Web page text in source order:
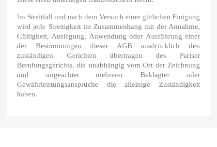
Im Streitfall und nach dem Versuch einer gütlichen Einigung
wird jede Streitigkeit im Zusammenhang mit der Annahme,
Gültigkeit, Auslegung, Anwendung oder Ausführung einer
der Bestimmungen dieser AGB ausdrücklich den
zuständigen Gerichten übertragen des Pariser
Berufungsgerichts, die unabhängig vom Ort der Zeichnung
und ungeachtet mehrerer Beklagter oder
Gewährleistungsansprüche die alleinige Zuständigkeit
haben.